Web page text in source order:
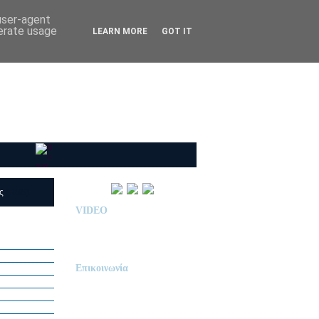
VIDEO
Επικοινωνία
agent
usage
LEARN MORE GOT IT